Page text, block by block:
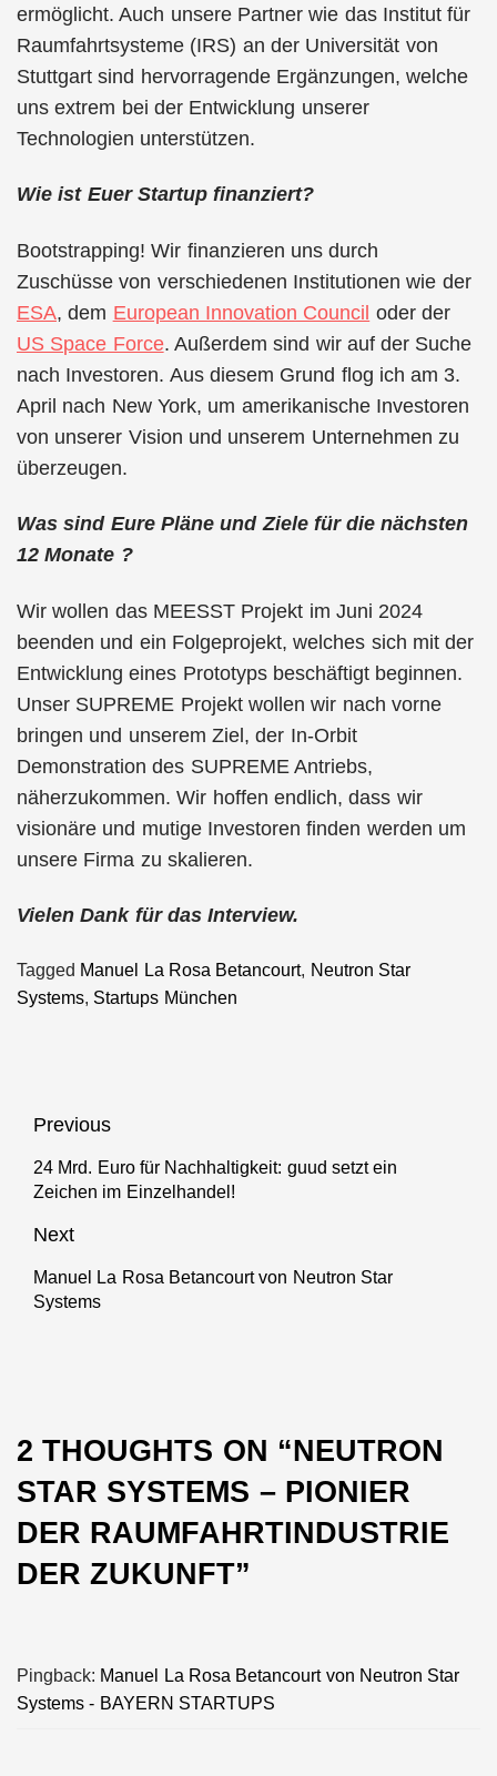
ermöglicht. Auch unsere Partner wie das Institut für
Raumfahrtsysteme (IRS) an der Universität von
Stuttgart sind hervorragende Ergänzungen, welche
uns extrem bei der Entwicklung unserer
Technologien unterstützen.
Wie ist Euer Startup finanziert?
Bootstrapping! Wir finanzieren uns durch
Zuschüsse von verschiedenen Institutionen wie der
ESA, dem European Innovation Council oder der
US Space Force. Außerdem sind wir auf der Suche
nach Investoren. Aus diesem Grund flog ich am 3.
April nach New York, um amerikanische Investoren
von unserer Vision und unserem Unternehmen zu
überzeugen.
Was sind Eure Pläne und Ziele für die nächsten
12 Monate ?
Wir wollen das MEESST Projekt im Juni 2024
beenden und ein Folgeprojekt, welches sich mit der
Entwicklung eines Prototyps beschäftigt beginnen.
Unser SUPREME Projekt wollen wir nach vorne
bringen und unserem Ziel, der In-Orbit
Demonstration des SUPREME Antriebs,
näherzukommen. Wir hoffen endlich, dass wir
visionäre und mutige Investoren finden werden um
unsere Firma zu skalieren.
Vielen Dank für das Interview.
Tagged Manuel La Rosa Betancourt, Neutron Star
Systems, Startups München
Beitragsnavigation
Previous
Previous
post:
24 Mrd. Euro für Nachhaltigkeit: guud setzt ein
Zeichen im Einzelhandel!
Next
Next
post:
Manuel La Rosa Betancourt von Neutron Star
Systems
2 THOUGHTS ON “NEUTRON
STAR SYSTEMS – PIONIER
DER RAUMFAHRTINDUSTRIE
DER ZUKUNFT”
Pingback: Manuel La Rosa Betancourt von Neutron Star
Systems - BAYERN STARTUPS